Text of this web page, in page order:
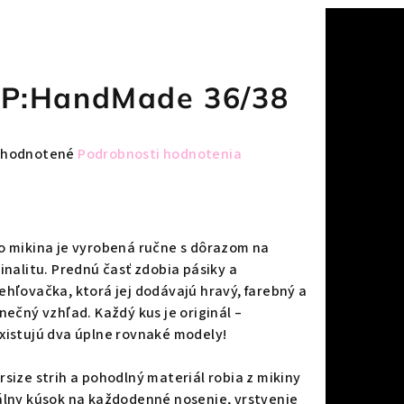
36/38
Podrobnosti hodnotenia
mikina je vyrobená ručne s dôrazom na
Prednú časť zdobia pásiky a
ktorá jej dodávajú hravý, farebný a
vzhľad. Každý kus je originál –
dva úplne rovnaké modely!
strih a pohodlný materiál robia z mikiny
kúsok na každodenné nosenie, vrstvenie